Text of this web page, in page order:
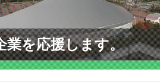
業を応援します。